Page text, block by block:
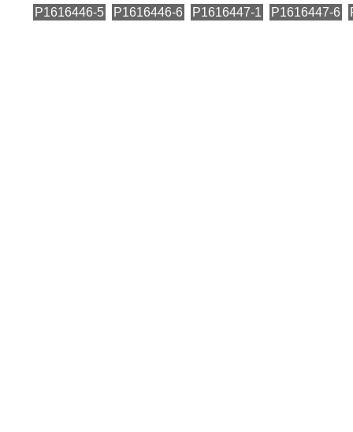
P1616446-5 P1616446-6 P1616447-1 P1616447-6